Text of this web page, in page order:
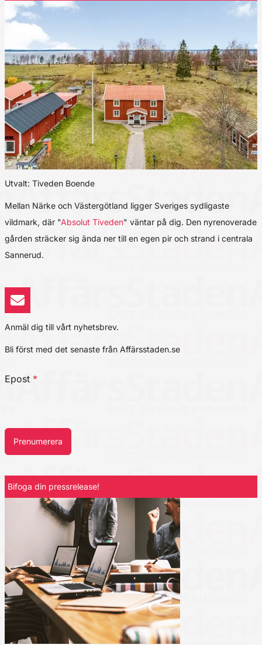
Utvalt: Tiveden Boende
Mellan Närke och Västergötland ligger Sveriges sydligaste
vildmark, där "Absolut Tiveden" väntar på dig. Den nyrenoverade
gården sträcker sig ända ner till en egen pir och strand i centrala
Sannerud.
Anmäl dig till vårt nyhetsbrev.
Bli först med det senaste från Affärsstaden.se
Epost *
Prenumerera
Bifoga din pressrelease!